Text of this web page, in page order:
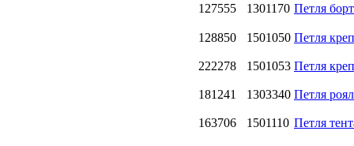
127555 1301170 Петля
128850 1501050 Петля
222278 1501053 Петля
181241 1303340 Петля
163706 1501110 Петля